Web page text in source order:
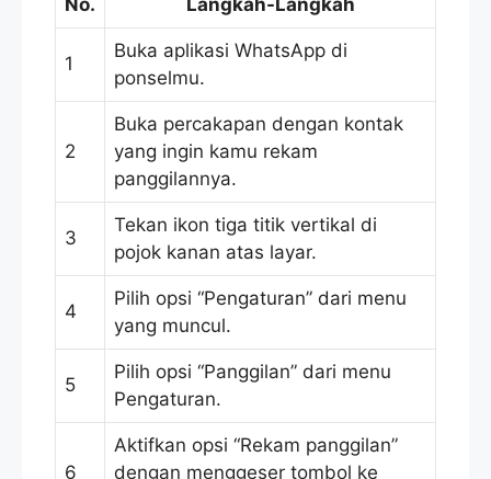
1
Buka aplikasi WhatsApp di
ponselmu.
2
Buka percakapan dengan kontak
yang ingin kamu rekam
panggilannya.
3
Tekan ikon tiga titik vertikal di
pojok kanan atas layar.
4
Pilih opsi “Pengaturan” dari menu
yang muncul.
5
Pilih opsi “Panggilan” dari menu
Pengaturan.
6
Aktifkan opsi “Rekam panggilan”
dengan menggeser tombol ke